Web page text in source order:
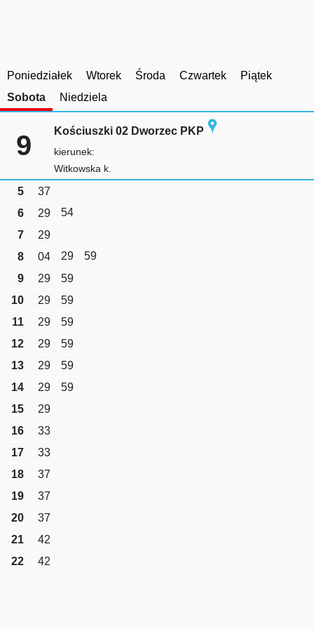
Poniedziałek Wtorek Środa Czwartek
Piątek
Sobota
Niedziela
9 Kościuszki 02 Dworzec PKP
kierunek:
Witkowska k.
5
37
6
29
54
7
29
8
04 29
59
9
29
59
10
29
59
11
29
59
12
29
59
13
29
59
14
29
59
15
29
16
33
17
33
18
37
19
37
20
37
21
42
22
42